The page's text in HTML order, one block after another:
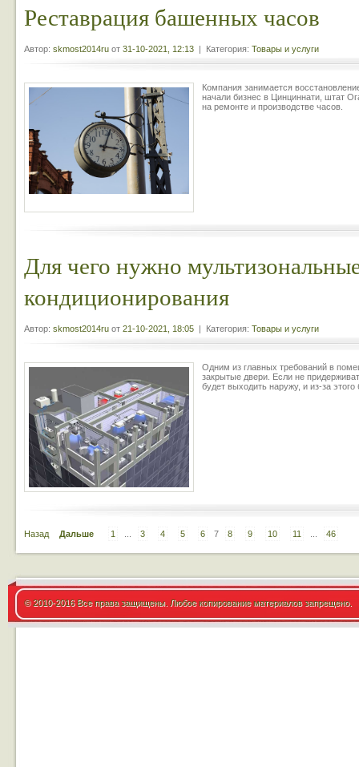
Реставрация башенных часов
Автор: skmost2014ru от 31-10-2021, 12:13 | Категория: Товары и услуги
Компания занимается
начали бизнес в Цинциннати, штат
на ремонте и производстве часов.
Для чего нужно
кондиционирования
Автор: skmost2014ru от 21-10-2021, 18:05 | Категория: Товары и услуги
Одним из главных требований в
закрытые двери. Если не
будет выходить наружу, и из-за
Назад Дальше 1 3 4 5 6 7 8 9 10 11 46
© 2010-2016 Все права защищены. Любое копирование материалов запрещено.